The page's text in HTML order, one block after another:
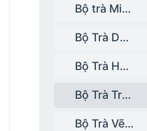
Bộ trà Minh Long
Bộ Trà Decan
Bộ Trà Hỏa Biến
Bộ Trà Trắng
Bộ Trà Vẽ Tay